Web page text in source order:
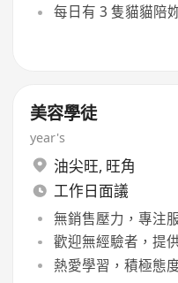
每日有 3 隻貓貓陪
美容學徒
year's
油尖旺, 旺角
工作日面議
無銷售壓力，專注
歡迎無經驗者，提
熱愛學習，積極態